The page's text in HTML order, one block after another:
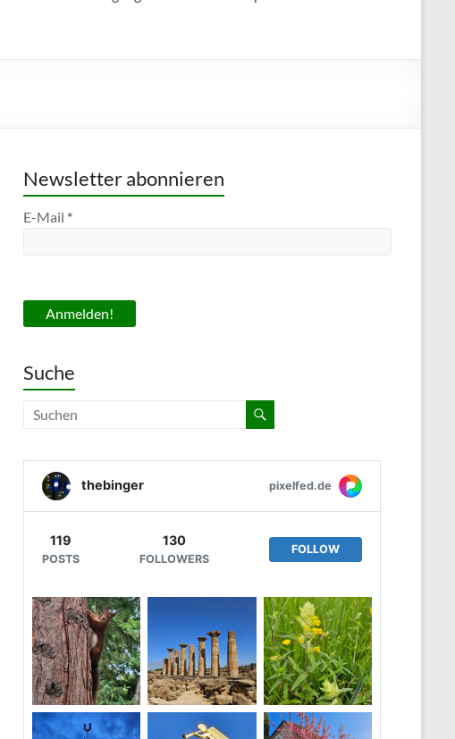
Newsletter abonnieren
E-Mail *
Suche